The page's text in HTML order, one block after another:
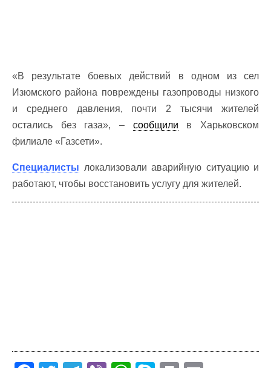
«В результате боевых действий в одном из сел
Изюмского района повреждены газопроводы низкого
и среднего давления, почти 2 тысячи жителей
остались без газа», – сообщили в Харьковском
филиале «Газсети».
Специалисты локализовали аварийную ситуацию и
работают, чтобы восстановить услугу для жителей.